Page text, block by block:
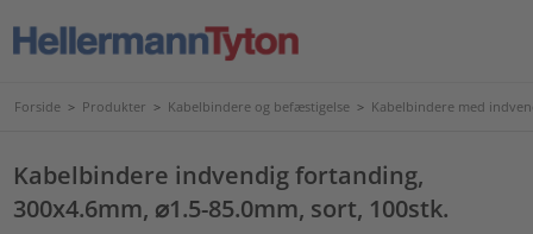
Forside > Produkter > Kabelbindere og befæstigelse > Kabelbindere med
Kabelbindere indvendig fortanding,
300x4.6mm, ⌀1.5-85.0mm, sort, 100stk.